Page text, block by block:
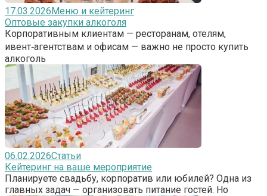
17.03.2026Меню и кейтеринг
Оптовые закупки алкоголя
Корпоративным клиентам — ресторанам, отелям,
ивент‑агентствам и офисам — важно не просто купить
алкоголь
06.02.2026Статьи
Кейтеринг на ваше мероприятие
Планируете свадьбу, корпоратив или юбилей? Одна из
главных задач — организовать питание гостей. Но